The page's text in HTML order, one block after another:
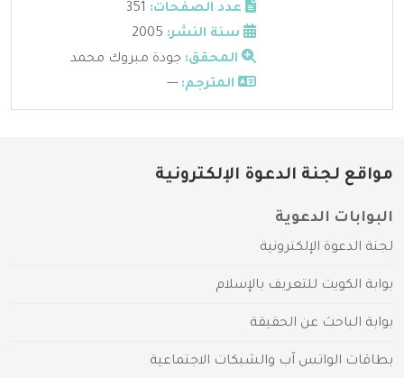
عدد الصفحات:
سنة النشر:
المحقق: جودة مبروك محمد
المترجم: ---
مواقع لجنة الدعوة الإلكترونية
البوابات الدعوية
لجنة الدعوة الإلكترونية
بوابة الكويت للتعريف بالإسلام
بوابة الباحث عن الحقيقة
بطاقات الواتس آب والشبكات الاجتماعية